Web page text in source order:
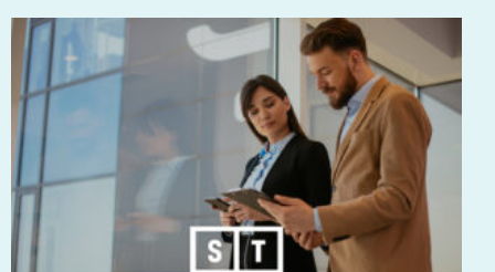
Tällä
tuotteella
on
useampi
muunnelma.
Voit
tehdä
valinnat